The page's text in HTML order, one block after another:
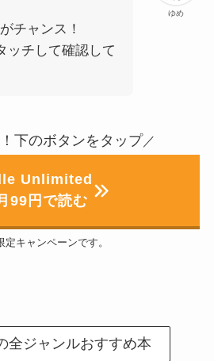
ゆめ
チャンス！
ッチして確認して
下のボタンをタップ ／
Unlimited
99円で読む
定キャンペーンです。
全ジャンルおすすめ本